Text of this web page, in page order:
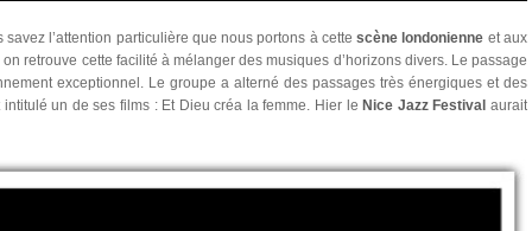
l’attention particulière que nous portons à cettescène londonienne et aux
on retrouve cette facilité à mélanger des musiques d’horizons divers. Le passage
exceptionnel. Le groupe a alterné des passages très énergiques et des
un de ses films : Et Dieu créa la femme. Hier le Nice Jazz Festivalaurait